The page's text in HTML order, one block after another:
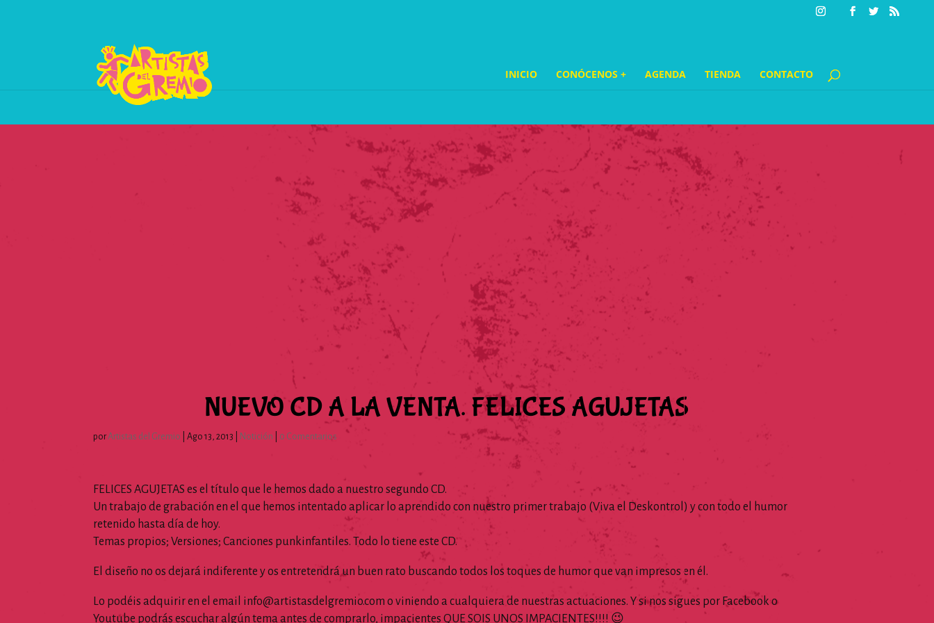
INICIO CONÓCENOS + AGENDA TIENDA CONTACTO
NUEVO CD A LA VENTA. FELICES AGUJETAS
porArtistas del Gremio |Ago 13, 2013 Notición 0 Comentarios
FELICES AGUJETAS es el título que le hemos dado a nuestro segundo CD.
Un trabajo de grabación en el que hemos intentado aplicar lo aprendido con nuestro primer trabajo (Viva el Deskontrol) y con todo el humor
retenido hasta día de hoy.
Temas propios; Versiones; Canciones punkinfantiles. Todo lo tiene este CD.
El diseño no os dejará indiferente y os entretendrá un buen rato buscando todos los toques de humor que van impresos en él.
Lo podéis adquirir en el email info@artistasdelgremio.com o viniendo a cualquiera de nuestras actuaciones. Y si nos sigues por Facebook o
Youtube podrás escuchar algún tema antes de comprarlo, impacientes QUE SOIS UNOS IMPACIENTES!!!! 😉